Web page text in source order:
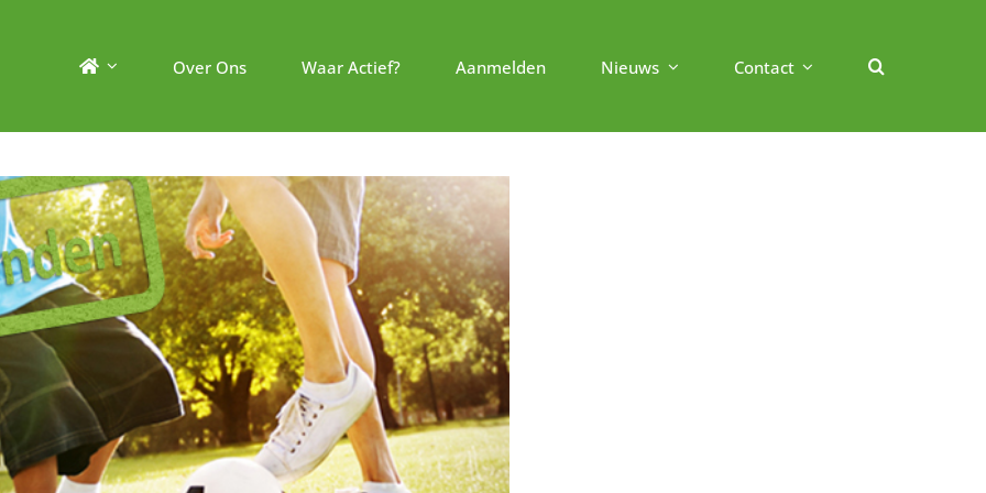
Over Ons Waar Actief? Aanmelden Nieuws Contact